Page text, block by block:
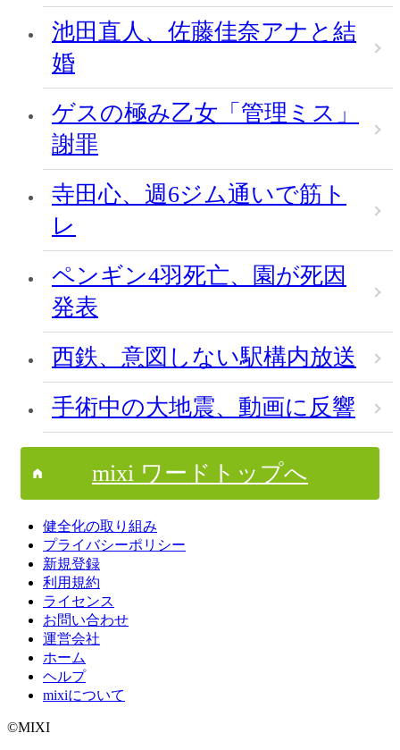
池田直人、佐藤佳奈アナと結
婚
ゲスの極み乙女「管理ミス」
謝罪
寺田心、週6ジム通いで筋ト
レ
ペンギン4羽死亡、園が死因
発表
西鉄、意図しない駅構内放送
手術中の大地震、動画に反響
mixi ワードトップへ
健全化の取り組み
プライバシーポリシー
新規登録
利用規約
ライセンス
お問い合わせ
運営会社
ホーム
ヘルプ
mixiについて
©MIXI